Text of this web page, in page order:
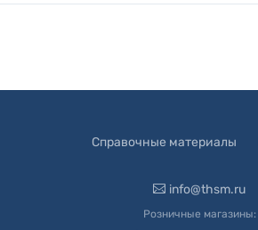
Справочные материалы
info@thsm.ru
Розничные магазины: